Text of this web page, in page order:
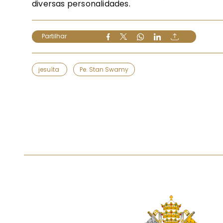
diversas personalidades.
Partilhar
jesuíta Pe. Stan Swamy